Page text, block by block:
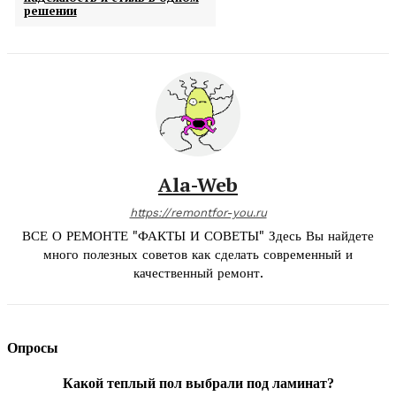
решении
Ala-Web
https://remontfor-you.ru
ВСЕ О РЕМОНТЕ "ФАКТЫ И СОВЕТЫ" Здесь Вы найдете
много полезных советов как сделать современный и
качественный ремонт.
Опросы
Какой теплый пол выбрали под ламинат?